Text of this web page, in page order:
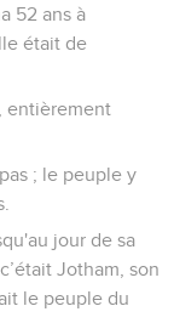
qui avait fait
Beth-
Galaad, de la
exila les
Pékach, fils
roi à sa place.
fils d'Ozias.